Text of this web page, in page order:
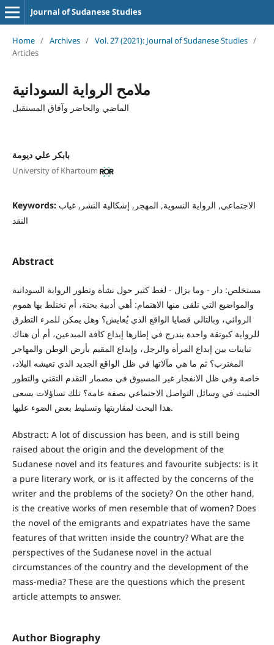
Journal of Sudanese Studies
Home / Archives / Vol. 27 (2021): Journal of Sudanese Studies /
Articles
ملامح الرواية السودانية
الماضي والحاضر وآفاق المستقبل
بابكر علي ديومة
University of Khartoum
Keywords: الاجتماعي, الرواية النسوية, المهجر, إشكالية النشر, غياب
النقد
Abstract
مستخلص: دار - وما يزال - لغط كثير حول نشأة وتطور الرواية السودانية
والمواضيع التي تلقى منها الاهتمام: أهي أدبية بحتة، أم تختلط بها هموم
الروائي، وبالتالي قضايا الواقع الذي يُعايش؟ وهل يمكن للمرء التطرق
للرواية كبوتقة واحدة يندرج في إطارها إبداع كافة المبدعين، أم أن هناك
تباينات بين إبداع المرأة والرجل، وإبداع المقيم بأرض الوطن والمهاجر
المغترب؟ ثم ما هي مآلاتها في ظل الواقع الجديد الذي تعيشه البلاد،
خاصة وفي ظل الانفجار غير المسبوق في مضمار التقدم التقني والتطور
الحثيث في وسائل التواصل الاجتماعي بصفة عامة؟ تلك تساؤلات يسعى
هذا البحث لمقاربتها وتسليط بعض الضوء عليها.
Abstract: A lot of discussion has been, and is still being
raised about the origin and the development of the
Sudanese novel and its features and favourite subjects: is it
a pure literary work, or is it affected by the concerns of the
writer and the problems of the society? On the other hand,
is the creative works of men resemble that of women? Does
the novel of the emigrants and expatriates have the same
features of that written inside the country? What are the
perspectives of the Sudanese novel in the actual
circumstances of the country and the development of the
mass-media? These are the questions which the present
article attempts to answer.
Author Biography